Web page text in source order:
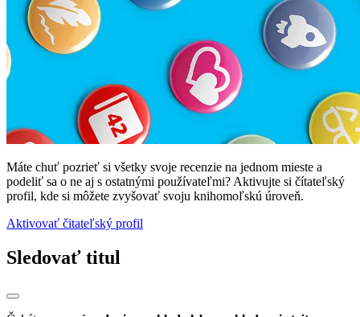
Máte chuť pozrieť si všetky svoje recenzie na jednom mieste a
podeliť sa o ne aj s ostatnými používateľmi? Aktivujte si čítateľský
profil, kde si môžete zvyšovať svoju knihomoľskú úroveň.
Aktivovať čitateľský profil
Sledovať titul